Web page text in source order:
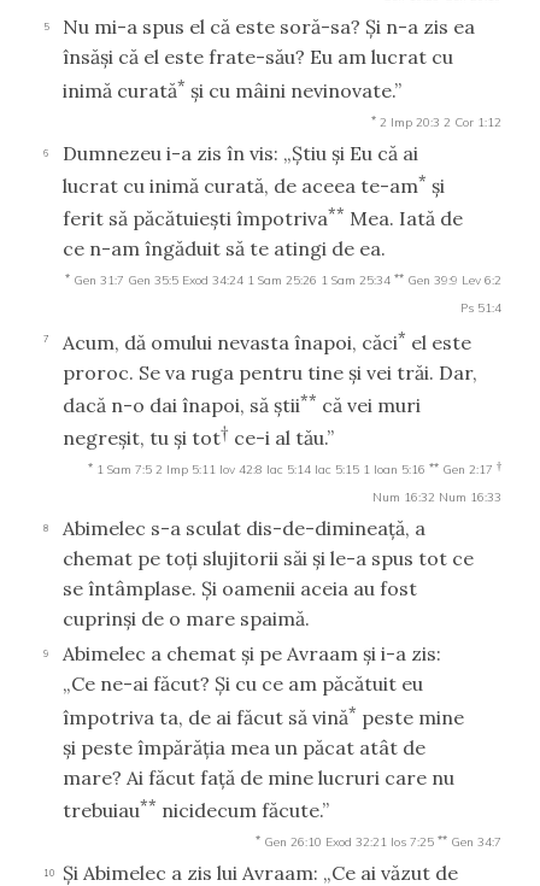
5
Nu mi-a spus el că este soră-sa? Şi n-a zis ea
însăşi că el este frate-său? Eu am lucrat cu
inimă curată* şi cu mâini nevinovate.”
* 2 Imp 20:3 2 Cor 1:12
6
Dumnezeu i-a zis în vis: „Ştiu şi Eu că ai
lucrat cu inimă curată, de aceea te-am* şi
ferit să păcătuieşti împotriva** Mea. Iată de
ce n-am îngăduit să te atingi de ea.
* Gen 31:7 Gen 35:5 Exod 34:24 1 Sam 25:26 1 Sam 25:34 ** Gen 39:9 Lev 6:2
Ps 51:4
7 Acum, dă omului nevasta înapoi, căci* el este
proroc. Se va ruga pentru tine şi vei trăi. Dar,
dacă n-o dai înapoi, să ştii** că vei muri
negreşit, tu şi tot† ce-i al tău.”
* 1 Sam 7:5 2 Imp 5:11 Iov 42:8 Iac 5:14 Iac 5:15 1 Ioan 5:16 ** Gen 2:17 †
Num 16:32 Num 16:33
8
Abimelec s-a sculat dis-de-dimineaţă, a
chemat pe toţi slujitorii săi şi le-a spus tot ce
se întâmplase. Şi oamenii aceia au fost
cuprinşi de o mare spaimă.
9
Abimelec a chemat şi pe Avraam şi i-a zis:
„Ce ne-ai făcut? Şi cu ce am păcătuit eu
împotriva ta, de ai făcut să vină* peste mine
şi peste împărăţia mea un păcat atât de
mare? Ai făcut faţă de mine lucruri care nu
trebuiau** nicidecum făcute.”
* Gen 26:10 Exod 32:21 Ios 7:25 ** Gen 34:7
10
Şi Abimelec a zis lui Avraam: „Ce ai văzut de